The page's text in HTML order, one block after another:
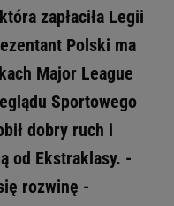
zapłaciła Legii
Polski ma
Major League
Sportowego
dobry ruch i
od Ekstraklasy. -
rozwinę -